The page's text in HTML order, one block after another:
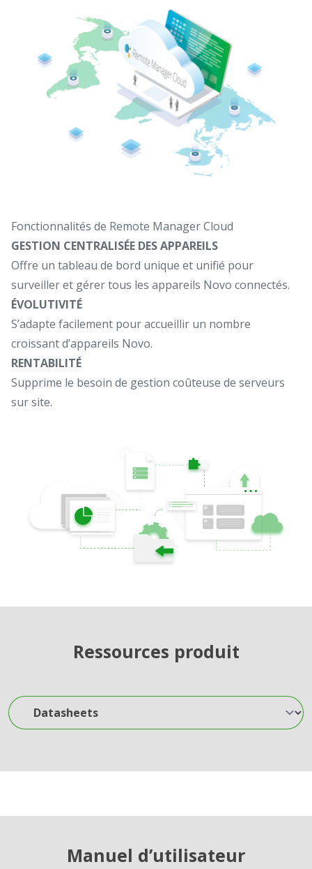
Fonctionnalités de Remote Manager Cloud
GESTION CENTRALISÉE DES APPAREILS
Offre un tableau de bord unique et unifié pour
surveiller et gérer tous les appareils Novo connectés.
ÉVOLUTIVITÉ
S’adapte facilement pour accueillir un nombre
croissant d’appareils Novo.
RENTABILITÉ
Supprime le besoin de gestion coûteuse de serveurs
sur site.
Ressources produit
Datasheets
Manuel d’utilisateur